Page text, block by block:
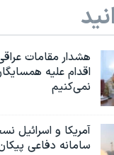
هشدار مقامات
اقدام علیه
نمی‌کنیم
آمریکا و اسرائیل
سامانه دفاعی